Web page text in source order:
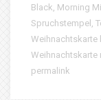
Black, Morning
Spruchstempel ,
Weihnachtskarte
Weihnachtskarte
permalink